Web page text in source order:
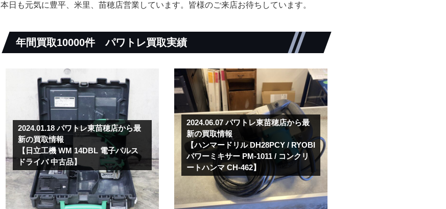
本日も元気に豊平、米里、苗穂店営業しています。皆様のご来店お待ちしています。
年間買取10000件パワトレ買取実績
2024.01.18 パワトレ東苗穂店から最
新の買取情報
【日立工機 WM 14DBL 電子パルス
ドライバ 中古品】
2024.06.07 パワトレ東苗穂店から最
新の買取情報
【ハンマードリル DH28PCY / RYOBI
パワーミキサー PM-1011 / コンクリ
ートハンマ CH-462】